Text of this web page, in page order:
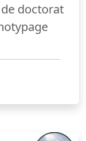
doctorat